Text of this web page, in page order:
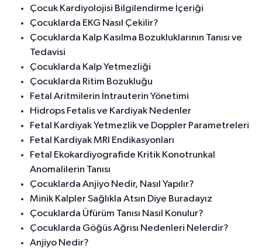
Çocuk Kardiyolojisi Bilgilendirme İçeriği
Çocuklarda EKG Nasıl Çekilir?
Çocuklarda Kalp Kasılma Bozukluklarının Tanısı ve
Tedavisi
Çocuklarda Kalp Yetmezliği
Çocuklarda Ritim Bozukluğu
Fetal Aritmilerin İntrauterin Yönetimi
Hidrops Fetalis ve Kardiyak Nedenler
Fetal Kardiyak Yetmezlik ve Doppler Parametreleri
Fetal Kardiyak MRI Endikasyonları
Fetal Ekokardiyografide Kritik Konotrunkal
Anomalilerin Tanısı
Çocuklarda Anjiyo Nedir, Nasıl Yapılır?
Minik Kalpler Sağlıkla Atsın Diye Buradayız
Çocuklarda Üfürüm Tanısı Nasıl Konulur?
Çocuklarda Göğüs Ağrısı Nedenleri Nelerdir?
Anjiyo Nedir?